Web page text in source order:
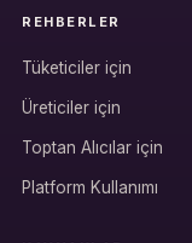
Hesabına giriş yap
REHBERLER
Tüketiciler için
Üreticiler için
Toptan Alıcılar için
Platform Kullanımı